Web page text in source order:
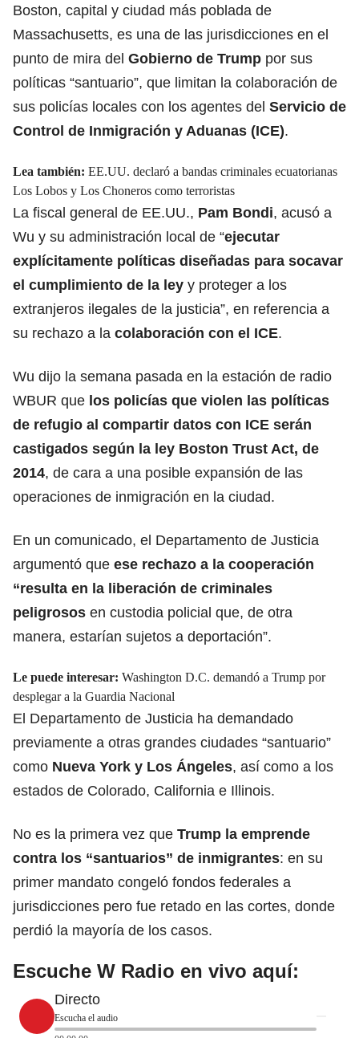
Boston, capital y ciudad más poblada de
Massachusetts, es una de las jurisdicciones en el
punto de mira del Gobierno de Trump por sus
políticas “santuario”, que limitan la colaboración de
sus policías locales con los agentes del Servicio de
Control de Inmigración y Aduanas (ICE).
Lea también: EE.UU. declaró a bandas criminales ecuatorianas
Los Lobos y Los Choneros como terroristas
La fiscal general de EE.UU., Pam Bondi, acusó a
Wu y su administración local de “ejecutar
explícitamente políticas diseñadas para socavar
el cumplimiento de la ley y proteger a los
extranjeros ilegales de la justicia”, en referencia a
su rechazo a la colaboración con el ICE.
Wu dijo la semana pasada en la estación de radio
WBUR que los policías que violen las políticas
de refugio al compartir datos con ICE serán
castigados según la ley Boston Trust Act, de
2014, de cara a una posible expansión de las
operaciones de inmigración en la ciudad.
En un comunicado, el Departamento de Justicia
argumentó que ese rechazo a la cooperación
“resulta en la liberación de criminales
peligrosos en custodia policial que, de otra
manera, estarían sujetos a deportación”.
Le puede interesar: Washington D.C. demandó a Trump por
desplegar a la Guardia Nacional
El Departamento de Justicia ha demandado
previamente a otras grandes ciudades “santuario”
como Nueva York y Los Ángeles, así como a los
estados de Colorado, California e Illinois.
No es la primera vez que Trump la emprende
contra los “santuarios” de inmigrantes: en su
primer mandato congeló fondos federales a
jurisdicciones pero fue retado en las cortes, donde
perdió la mayoría de los casos.
Escuche W Radio en vivo aquí:
Directo
Escucha el audio